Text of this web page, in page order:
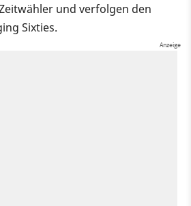
und verfolgen den
Sixties.